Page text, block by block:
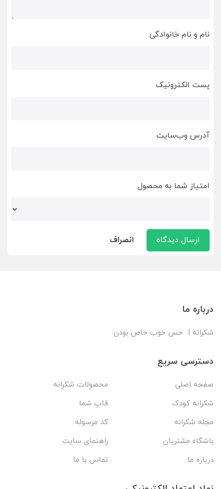
نام و نام خانوادگی
پست الکترونیک
آدرس وب‌سایت
امتیاز شما به محصول
ارسال دیدگاه انصراف
درباره ما
شکرانه | حس خوب خاص بودن
دسترسی سریع
صفحه اصلی
محصولات شکرانه
شکرانه کودک
قابِ شما
مجله شکرانه
کد مرسوله
باشگاه مشتریان
راهنمای سایت
درباره ما
تماس با ما